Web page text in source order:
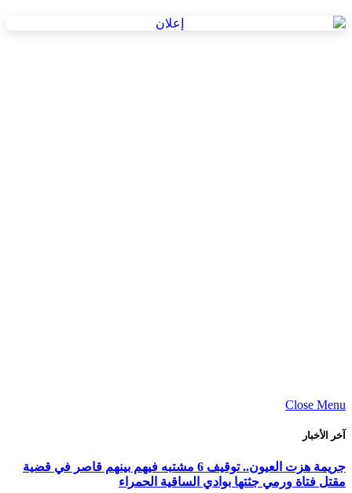
Close Menu
آخر الأخبار
جريمة هزت العيون.. توقيف 6 مشتبه فيهم بينهم قاصر في قضية
مقتل فتاة ورمي جثتها بوادي الساقية الحمراء